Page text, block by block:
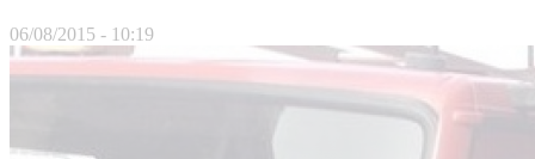
06/08/2015 - 10:19